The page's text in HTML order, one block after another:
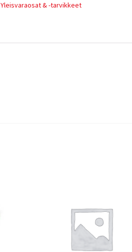
Yleisvaraosat & -tarvikkeet